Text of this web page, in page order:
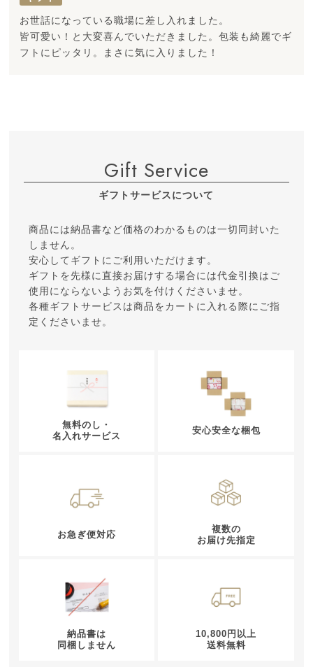
お世話になっている職場に差し入れました。
皆可愛い！と大変喜んでいただきました。包装も綺麗でギ
フトにピッタリ。まさに気に入りました！
Gift Service
ギフトサービスについて
商品には納品書など価格のわかるものは一切同封いた
しません。
安心してギフトにご利用いただけます。
ギフトを先様に直接お届けする場合には代金引換はご
使用にならないようお気を付けくださいませ。
各種ギフトサービスは商品をカートに入れる際にご指
定くださいませ。
無料のし・
名入れサービス
安心安全な梱包
お急ぎ便対応
複数の
お届け先指定
納品書は
同梱しません
10,800円以上
送料無料